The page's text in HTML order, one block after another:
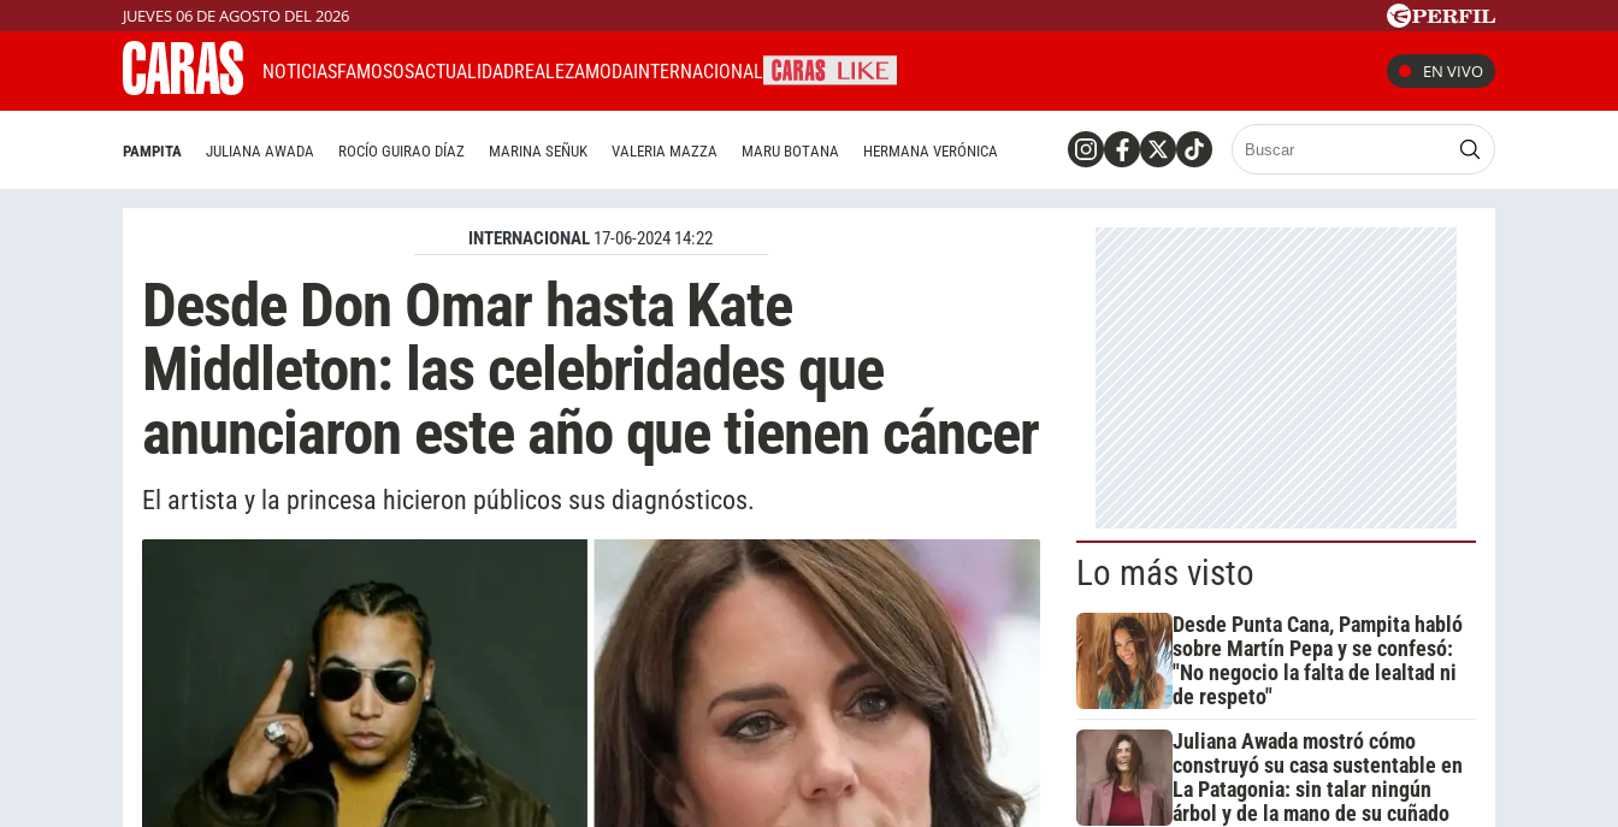
JUEVES 06 DE AGOSTO DEL 2026
NOTICIASFAMOSOSACTUALIDADREALEZAMODAINTERNACIONAL EN VIVO
PAMPITA JULIANA AWADA ROCÍO GUIRAO DÍAZ MARINA SEÑUK VALERIA MAZZA MARU BOTANA HERMANA VERÓNICA
INTERNACIONAL 17-06-2024 14:22
Desde Don Omar hasta Kate
Middleton: las celebridades que
anunciaron este año que tienen cáncer
El artista y la princesa hicieron públicos sus diagnósticos.
Lo más visto
Desde Punta Cana, Pampita habló
sobre Martín Pepa y se confesó:
"No negocio la falta de lealtad ni
de respeto"
Juliana Awada mostró cómo
construyó su casa sustentable en
La Patagonia: sin talar ningún
árbol y de la mano de su cuñado